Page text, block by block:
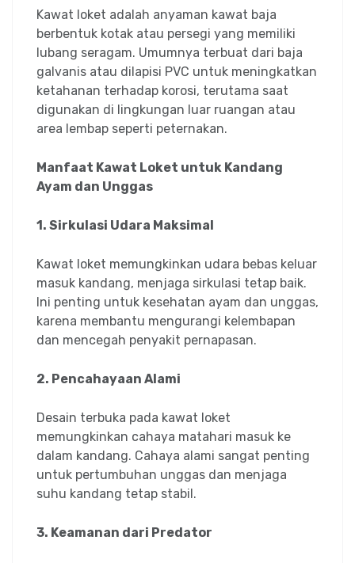
Kawat loket adalah anyaman kawat baja
berbentuk kotak atau persegi yang memiliki
lubang seragam. Umumnya terbuat dari baja
galvanis atau dilapisi PVC untuk meningkatkan
ketahanan terhadap korosi, terutama saat
digunakan di lingkungan luar ruangan atau
area lembap seperti peternakan.
Manfaat Kawat Loket untuk Kandang
Ayam dan Unggas
1. Sirkulasi Udara Maksimal
Kawat loket memungkinkan udara bebas keluar
masuk kandang, menjaga sirkulasi tetap baik.
Ini penting untuk kesehatan ayam dan unggas,
karena membantu mengurangi kelembapan
dan mencegah penyakit pernapasan.
2. Pencahayaan Alami
Desain terbuka pada kawat loket
memungkinkan cahaya matahari masuk ke
dalam kandang. Cahaya alami sangat penting
untuk pertumbuhan unggas dan menjaga
suhu kandang tetap stabil.
3. Keamanan dari Predator